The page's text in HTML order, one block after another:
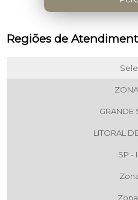
Regiões de
GRANDE
LITORAL
SP -